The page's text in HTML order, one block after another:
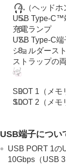
撮影機能を活用する
カメラをカスタマイ
再生する
カメラの設定を変更す
スマートフォンでで
パソコンでできること
クラウドサービスを
資料
故障かな？と思った
（ヘッドホ
USB Type-C™
充電ランプ
USB Type-C端
ショルダース
ストラップの
SLOT 1（メモ
SLOT 2（メモ
USB端子につい
USB PORT 1の
10Gbps（USB